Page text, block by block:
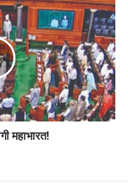
महाभारत!